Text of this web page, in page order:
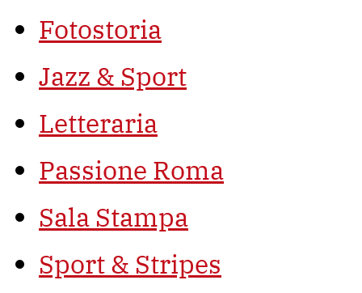
Fotostoria
Jazz & Sport
Letteraria
Passione Roma
Sala Stampa
Sport & Stripes